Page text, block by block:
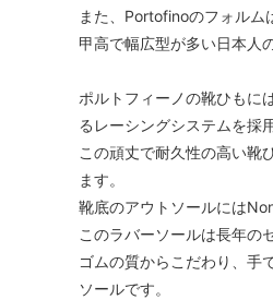
また、Portofinoのフォルム
甲高で幅広型が多い日本人
ポルトフィーノの靴ひもに
るレーシングシステムを採
この頑丈で耐久性の高い靴
ます。
靴底のアウトソールには
このラバーソールは長年の
ゴムの質からこだわり、手
ソールです。